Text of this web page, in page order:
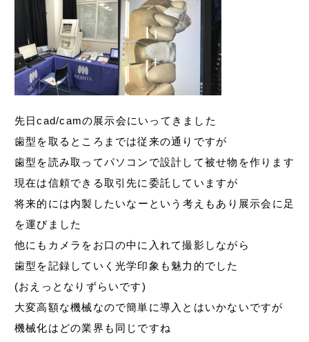
先日cad/camの展示会にいってきました
歯型を取るところまでは従来の通りですが
歯型を読み取ってパソコンで設計して被せ物を作ります
現在は信頼できる取引先に委託していますが
将来的には内製したいなーという考えもあり展示会に足
を運びました
他にもカメラをお口の中に入れて撮影しながら
歯型を記録していく光学印象も魅力的でした
(おえっとなりずらいです)
大変高額な機械なので簡単に導入とはいかないですが
機械化はどの業界も同じですね